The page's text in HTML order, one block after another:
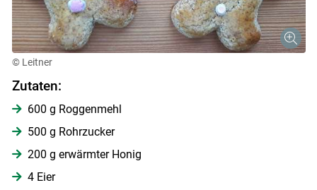
© Leitner
Zutaten:
600 g Roggenmehl
500 g Rohrzucker
200 g erwärmter Honig
4 Eier